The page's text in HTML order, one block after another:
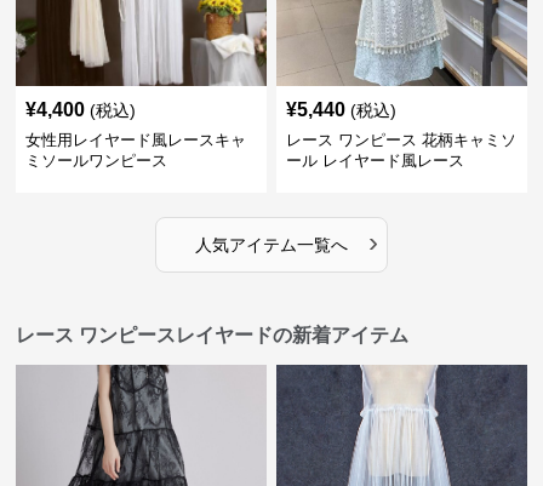
¥4,400 (税込)
女性用レイヤード風レースキャ
ミソールワンピース
¥5,440 (税込)
レース ワンピース 花柄キャミソ
ール レイヤード風レース
人気アイテム一覧へ ›
レース ワンピースレイヤードの新着アイテム